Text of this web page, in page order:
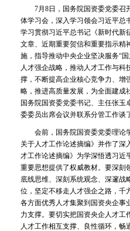
7月8日，国务院国资委党委召
体学习会，深入学习领会习近平总
学习贯彻习近平总书记《新时代新
文章、近期重要贺信和重要指示精
施，指导推动中央企业坚决服务“
人才强企战略，推动人才工作与科
撑，不断提高企业核心竞争力、增
略，推进高质量发展，为全面建成
国务院国资委党委书记、主任张
委委员出席会议并联系分管工作谈
会前，国务院国资委党委理论
关于人才工作论述摘编》并作了深
才工作论述摘编》为学深悟透习近
重要思想提供了权威教材。要深刻
底线思维、深刻系统观念、深邃战
位，坚定不移走人才强企之路，千
各方面优秀人才集聚到国资央企事
力支撑。要切实把国资央企人才工
人才工作相互支撑、良性循环，畅